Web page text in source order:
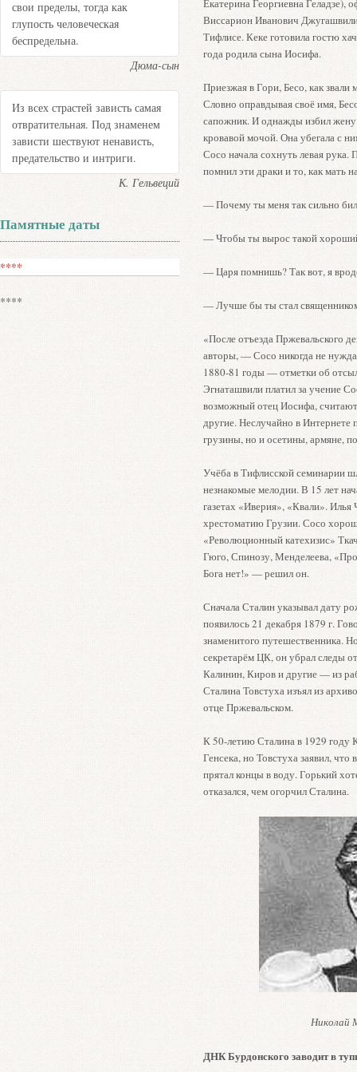
Екатерина Георгиевна
Виссарион Иванович
Тифлисе. Кеке готовила гостю
года родила сына Иосифа.
Приезжая в Гори, Бесо, как
Словно оправдывая своё имя,
сапожник. И однажды избил жену
кровавой мочой. Она убегала с
Сосо начала сохнуть левая
помнил эти драки и то, как мать
— Почему ты меня так сильно
— Чтобы ты вырос такой
— Царя помнишь? Так вот, я
— Лучше бы ты стал
«После отъезда Пржевальского
авторы, — Сосо никогда не
1880-81 годы — отметки об
Эгнаташвили платил за учение
возможный отец Иосифа,
другие. Неслучайно в Интернете
грузины, но и осетины, армяне,
Учёба в Тифлисской семинарии
незнакомые мелодии. В 15 лет
газетах «Иверия», «Квали». Илья
хрестоматию Грузии. Сосо
«Революционный катехизис»
Гюго, Спинозу, Менделеева,
Бога нет!» — решил он.
Сначала Сталин указывал дату
появилось 21 декабря 1879 г.
знаменитого путешественника.
секретарём ЦК, он убрал следы
Калинин, Киров и другие — из
Сталина Товстуха изъял из
отце Пржевальском.
К 50-летию Сталина в 1929 году
Генсека, но Товстуха заявил,
прятал концы в воду. Горький
отказался, чем огорчил Сталина.
Николай
ДНК Бурдонского заводит в
свои пределы, тогда как
глупость человеческая
беспредельна.
Дюма-сын
Из всех страстей зависть самая
отвратительная. Под знаменем
зависти шествуют ненависть,
предательство и интриги.
К. Гельвеций
Памятные даты
****
****